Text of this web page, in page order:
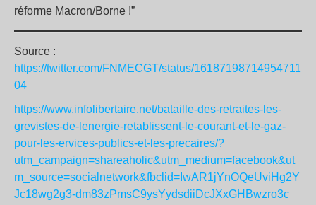
réforme Macron/Borne !”
Source :
https://twitter.com/FNMECGT/status/16187198714954711
04
https://www.infolibertaire.net/bataille-des-retraites-les-
grevistes-de-lenergie-retablissent-le-courant-et-le-gaz-
pour-les-ervices-publics-et-les-precaires/?
utm_campaign=shareaholic&utm_medium=facebook&ut
m_source=socialnetwork&fbclid=IwAR1jYnOQeUviHg2Y
Jc18wg2g3-dm83zPmsC9ysYydsdiiDcJXxGHBwzro3c